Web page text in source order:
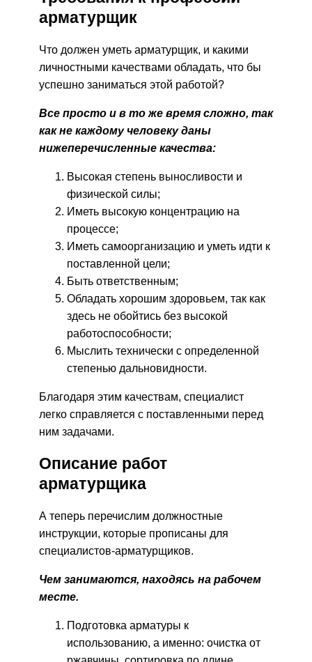
арматурщик
Что должен уметь арматурщик, и какими
личностными качествами обладать, что бы
успешно заниматься этой работой?
Все просто и в то же время сложно, так
как не каждому человеку даны
нижеперечисленные качества:
Высокая степень выносливости и
физической силы;
Иметь высокую концентрацию на
процессе;
Иметь самоорганизацию и уметь идти к
поставленной цели;
Быть ответственным;
Обладать хорошим здоровьем, так как
здесь не обойтись без высокой
работоспособности;
Мыслить технически с определенной
степенью дальновидности.
Благодаря этим качествам, специалист
легко справляется с поставленными перед
ним задачами.
Описание работ
арматурщика
А теперь перечислим должностные
инструкции, которые прописаны для
специалистов-арматурщиков.
Чем занимаются, находясь на рабочем
месте.
Подготовка арматуры к
использованию, а именно: очистка от